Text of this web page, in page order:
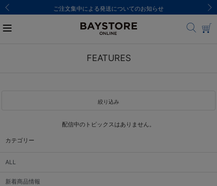
ご注文集中による発送についてのお知らせ
カテゴリー
ALL
新着商品情報
FEATURES
絞り込み
配信中のトピックスはありません。